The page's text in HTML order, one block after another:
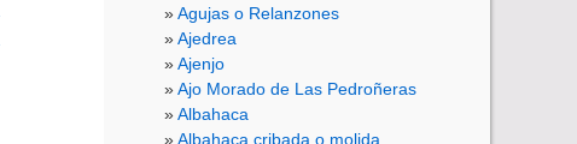
Agujas o Relanzones
Ajedrea
Ajenjo
Ajo Morado de Las Pedroñeras
Albahaca
Albahaca cribada o molida